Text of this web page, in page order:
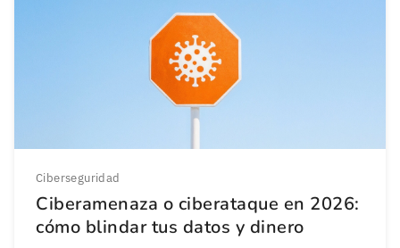
Ciberseguridad
Ciberamenaza o ciberataque en 2026:
cómo blindar tus datos y dinero